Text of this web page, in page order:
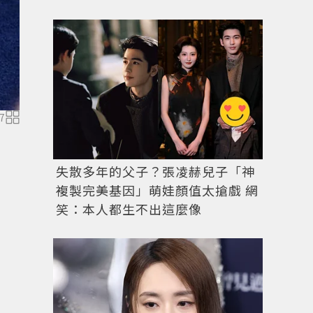
7
失散多年的父子？張凌赫兒子「神
複製完美基因」萌娃顏值太搶戲 網
笑：本人都生不出這麼像